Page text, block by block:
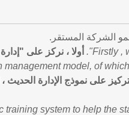
الشركة المستقر.
Firstly ,
أولا ، نركز على
model, of
على نموذج الإدارة
system to help the